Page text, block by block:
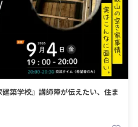
築学校』講師陣が伝えたい、住ま